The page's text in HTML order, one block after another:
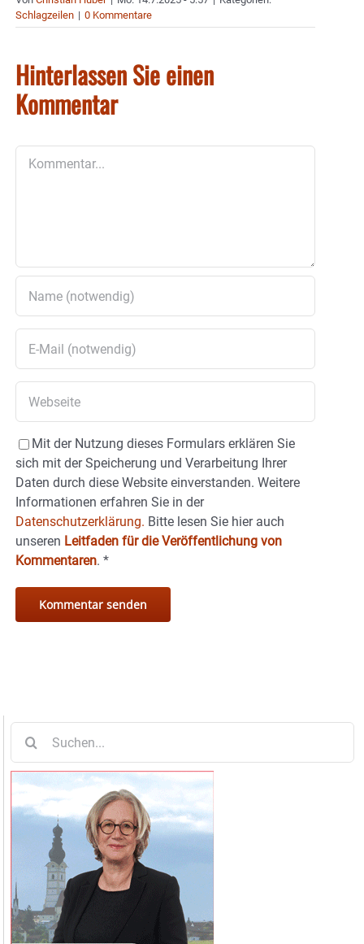
Schlagzeilen | 0 Kommentare
Hinterlassen Sie einen
Kommentar
Mit der Nutzung dieses Formulars erklären Sie
sich mit der Speicherung und Verarbeitung Ihrer
Daten durch diese Website einverstanden. Weitere
Informationen erfahren Sie in der
Datenschutzerklärung. Bitte lesen Sie hier auch
unseren Leitfaden für die Veröffentlichung von
Kommentaren. *
nach: